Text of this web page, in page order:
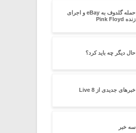
حمله گلدوف به eBay و اجرای
زنده Pink Floyd
حال دیگر چه باید کرد؟
خبرهای جدیدی از Live 8
سه خبر